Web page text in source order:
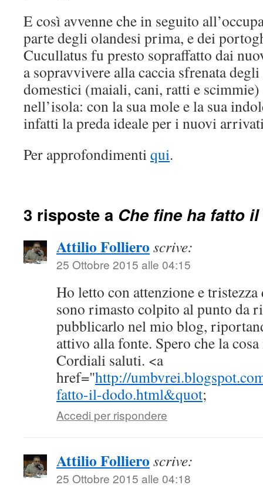
E così avvenne che in seguito
parte degli olandesi prima, e dei
Cucullatus fu presto sopraffatto dai
a sopravvivere alla caccia sfrenata
domestici (maiali, cani, ratti e
nell’isola: con la sua mole e la sua
infatti la preda ideale per i nuovi
Per approfondimentiqui.
3 risposte a Che fine ha fatto
Attilio Folliero scrive:
25 Ottobre 2015 alle 04:15
Ho letto con attenzione e
sono rimasto colpito al punto da
pubblicarlo nel mio blog,
attivo alla fonte. Spero che la
Cordiali saluti. <a
href="http://
fatto-il-dodo.html&quot;
Accedi per rispondere
Attilio Folliero scrive:
25 Ottobre 2015 alle 04:18